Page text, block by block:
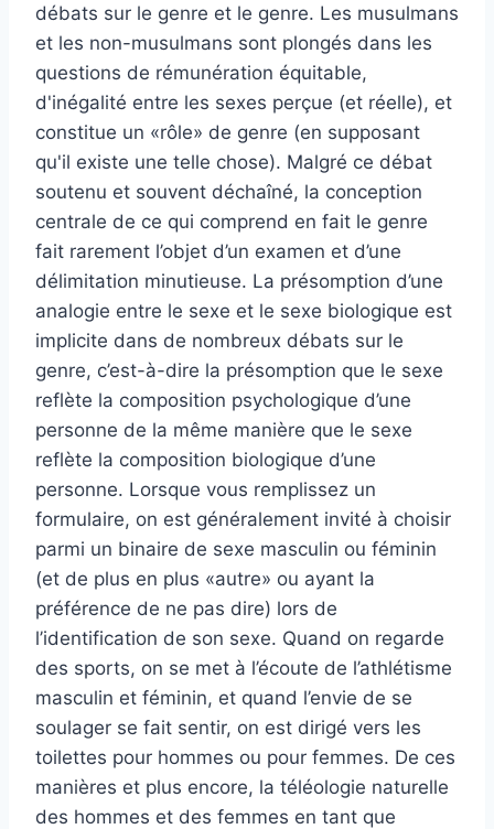
débats sur le genre et le genre. Les musulmans
et les non-musulmans sont plongés dans les
questions de rémunération équitable,
d'inégalité entre les sexes perçue (et réelle), et
constitue un «rôle» de genre (en supposant
qu'il existe une telle chose). Malgré ce débat
soutenu et souvent déchaîné, la conception
centrale de ce qui comprend en fait le genre
fait rarement l’objet d’un examen et d’une
délimitation minutieuse. La présomption d’une
analogie entre le sexe et le sexe biologique est
implicite dans de nombreux débats sur le
genre, c’est-à-dire la présomption que le sexe
reflète la composition psychologique d’une
personne de la même manière que le sexe
reflète la composition biologique d’une
personne. Lorsque vous remplissez un
formulaire, on est généralement invité à choisir
parmi un binaire de sexe masculin ou féminin
(et de plus en plus «autre» ou ayant la
préférence de ne pas dire) lors de
l’identification de son sexe. Quand on regarde
des sports, on se met à l’écoute de l’athlétisme
masculin et féminin, et quand l’envie de se
soulager se fait sentir, on est dirigé vers les
toilettes pour hommes ou pour femmes. De ces
manières et plus encore, la téléologie naturelle
des hommes et des femmes en tant que